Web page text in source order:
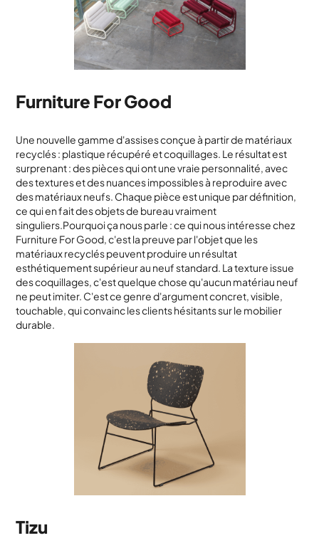
Furniture For Good
Une nouvelle gamme d'assises conçue à partir de matériaux
recyclés : plastique récupéré et coquillages. Le résultat est
surprenant : des pièces qui ont une vraie personnalité, avec
des textures et des nuances impossibles à reproduire avec
des matériaux neufs. Chaque pièce est unique par définition,
ce qui en fait des objets de bureau vraiment
singuliers.Pourquoi ça nous parle : ce qui nous intéresse chez
Furniture For Good, c'est la preuve par l'objet que les
matériaux recyclés peuvent produire un résultat
esthétiquement supérieur au neuf standard. La texture issue
des coquillages, c'est quelque chose qu'aucun matériau neuf
ne peut imiter. C'est ce genre d'argument concret, visible,
touchable, qui convainc les clients hésitants sur le mobilier
durable.
Tizu